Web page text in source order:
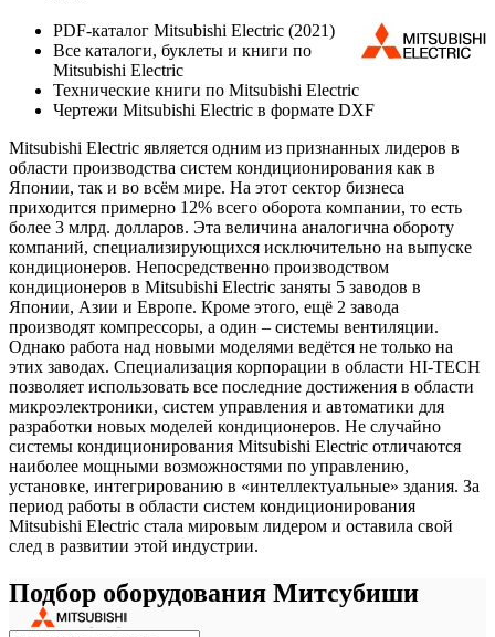
PDF-каталог Mitsubishi Electric (2021)
Все каталоги, буклеты и книги по
Mitsubishi Electric
Технические книги по Mitsubishi Electric
Чертежи Mitsubishi Electric в формате DXF
Mitsubishi Electric является одним из признанных лидеров в
области производства систем кондиционирования как в
Японии, так и во всём мире. На этот сектор бизнеса
приходится примерно 12% всего оборота компании, то есть
более 3 млрд. долларов. Эта величина аналогична обороту
компаний, специализирующихся исключительно на выпуске
кондиционеров. Непосредственно производством
кондиционеров в Mitsubishi Electric заняты 5 заводов в
Японии, Азии и Европе. Кроме этого, ещё 2 завода
производят компрессоры, а один – системы вентиляции.
Однако работа над новыми моделями ведётся не только на
этих заводах. Специализация корпорации в области HI-TECH
позволяет использовать все последние достижения в области
микроэлектроники, систем управления и автоматики для
разработки новых моделей кондиционеров. Не случайно
системы кондиционирования Mitsubishi Electric отличаются
наиболее мощными возможностями по управлению,
установке, интегрированию в «интеллектуальные» здания. За
период работы в области систем кондиционирования
Mitsubishi Electric стала мировым лидером и оставила свой
след в развитии этой индустрии.
Подбор оборудования Митсубиши